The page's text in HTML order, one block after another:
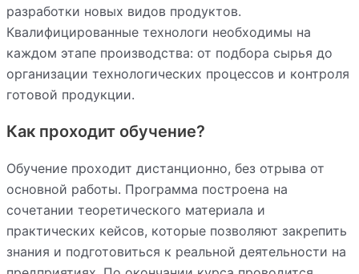
разработки новых видов продуктов.
Квалифицированные технологи необходимы на
каждом этапе производства: от подбора сырья до
организации технологических процессов и контроля
готовой продукции.
Как проходит обучение?
Обучение проходит дистанционно, без отрыва от
основной работы. Программа построена на
сочетании теоретического материала и
практических кейсов, которые позволяют закрепить
знания и подготовиться к реальной деятельности на